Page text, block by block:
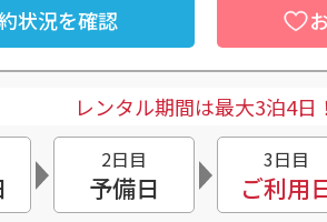
状況を確認
レンタル期間は最大3泊4日！
2日目
予備日
3日目
ご利用